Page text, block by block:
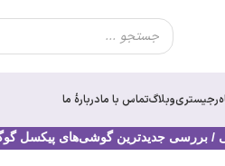
Products
search
رجیستریوبلاگتماس با مادرباره‌ٔ ما
/ بررسی جدیدترین گوشی‌های پیکسل